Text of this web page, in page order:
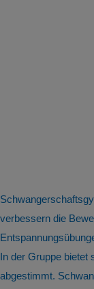
verbessern die
In der Gruppe bietet
abgestimmt.